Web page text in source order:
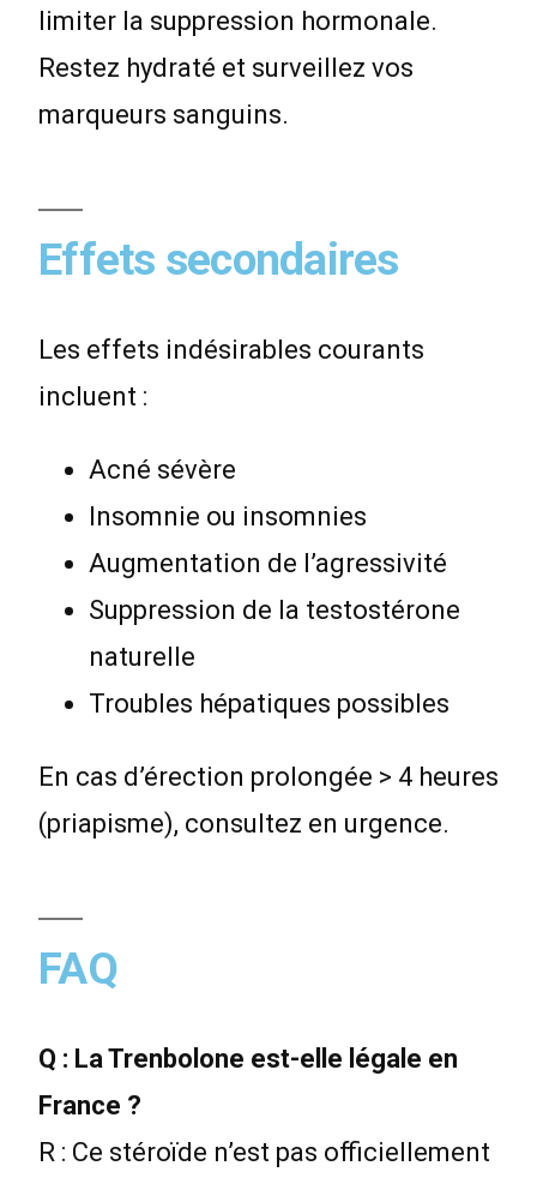
limiter la suppression hormonale.
Restez hydraté et surveillez vos
marqueurs sanguins.
Effets secondaires
Les effets indésirables courants
incluent :
Acné sévère
Insomnie ou insomnies
Augmentation de l’agressivité
Suppression de la testostérone
naturelle
Troubles hépatiques possibles
En cas d’érection prolongée > 4 heures
(priapisme), consultez en urgence.
FAQ
Q : La Trenbolone est-elle légale en
France ?
R : Ce stéroïde n’est pas officiellement